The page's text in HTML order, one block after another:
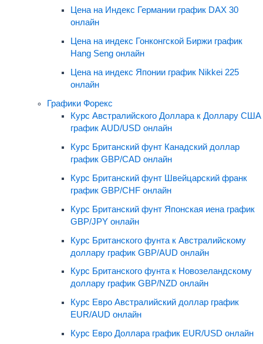
Цена на Индекс Германии график DAX 30
онлайн
Цена на индекс Гонконгской Биржи график
Hang Seng онлайн
Цена на индекс Японии график Nikkei 225
онлайн
Графики Форекс
Курс Австралийского Доллара к Доллару США
график AUD/USD онлайн
Курс Британский фунт Канадский доллар
график GBP/CAD онлайн
Курс Британский фунт Швейцарский франк
график GBP/CHF онлайн
Курс Британский фунт Японская иена график
GBP/JPY онлайн
Курс Британского фунта к Австралийскому
доллару график GBP/AUD онлайн
Курс Британского фунта к Новозеландскому
доллару график GBP/NZD онлайн
Курс Евро Австралийский доллар график
EUR/AUD онлайн
Курс Евро Доллара график EUR/USD онлайн